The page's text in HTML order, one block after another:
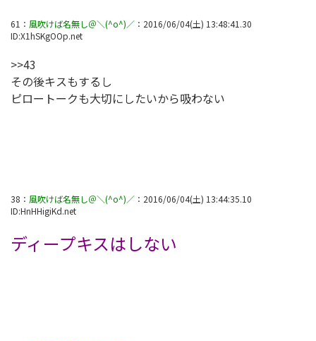
61 ： 風吹けば名無し＠＼(^o^)／ ： 2016/06/04(土) 13:48:41.30
ID:X1hSKgOOp.net
>>43
その後キスもするし
ピロートークも大切にしたいから吸わない
38 ： 風吹けば名無し＠＼(^o^)／ ： 2016/06/04(土) 13:44:35.10
ID:HnHHigiKd.net
ディープキスはしない